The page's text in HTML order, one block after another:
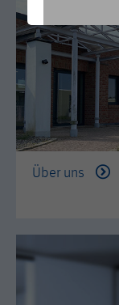
Essentiell
Essentielle
der Webseite
Name
Über uns